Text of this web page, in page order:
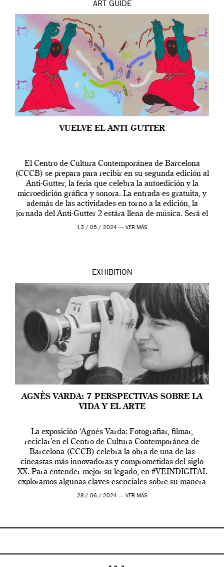
ART GUIDE
VUELVE EL ANTI-GUTTER
El Centro de Cultura Contemporánea de Barcelona
(CCCB) se prepara para recibir en su segunda edición al
Anti-Gutter, la feria que celebra la autoedición y la
microedición gráfica y sonora. La entrada es gratuita, y
además de las actividades en torno a la edición, la
jornada del Anti-Gutter 2 estára llena de música. Será el
[…]
13 / 05 / 2024 — VER MÁS
EXHIBITION
AGNÈS VARDA: 7 PERSPECTIVAS SOBRE LA
VIDA Y EL ARTE
La exposición ‘Agnès Varda: Fotografiar, filmar,
reciclar’en el Centro de Cultura Contemporánea de
Barcelona (CCCB) celebra la obra de una de las
cineastas más innovadoras y comprometidas del siglo
XX. Para entender mejor su legado, en #VEINDIGITAL
exploramos algunas claves esenciales sobre su manera
de entender la vida, el cine y el arte contemporáneo.
28 / 06 / 2024 — VER MÁS